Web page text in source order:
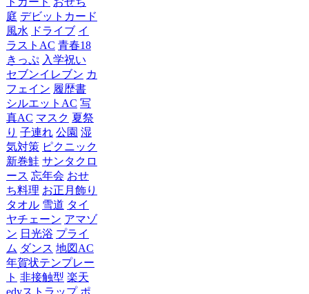
庭 デビットカード
風水 ドライブ イ
ラストAC 青春18
きっぷ 入学祝い
セブンイレブン カ
フェイン 履歴書
シルエットAC 写
真AC マスク 夏祭
り 子連れ 公園 湿
気対策 ピクニック
新巻鮭 サンタクロ
ース 忘年会 おせ
ち料理 お正月飾り
タオル 雪道 タイ
ヤチェーン アマゾ
ン 日光浴 プライ
ム ダンス 地図AC
年賀状テンプレー
ト 非接触型 楽天
edyストラップ ポ